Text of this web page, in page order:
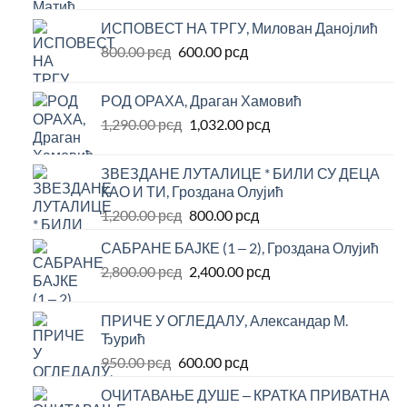
била:
770.00 рсд.
450.00 рсд.
ИСПОВЕСТ НА ТРГУ, Милован Данојлић
800.00рсд Оригинална
била:
800.00 рсд.
600.00 рсдТренутна
600.00 рсд.
РОД ОРАХА, Драган Хамовић
1,290.00рсд Оригинална
била:
1,290.00 рсд.
1,032.00 рсдТренутна
1,032.00 рсд.
ЗВЕЗДАНЕ ЛУТАЛИЦЕ * БИЛИ СУ ДЕЦА
КАО И ТИ, Гроздана Олујић
1,200.00рсд Оригинална
је
била:
800.00 рсдТренутна
је:
800.00 рсд.
САБРАНЕ БАЈКЕ (1 ‒ 2), Гроздана Олујић
2,800.00рсд Оригинална
била:
2,400.00 рсдТренутна
2,400.00 рсд.
ПРИЧЕ У ОГЛЕДАЛУ, Александар М.
Ђурић
950.00рсд Оригинална
је
600.00 рсдТренутна
је:
ОЧИТАВАЊЕ ДУШЕ ‒ КРАТКА ПРИВАТНА